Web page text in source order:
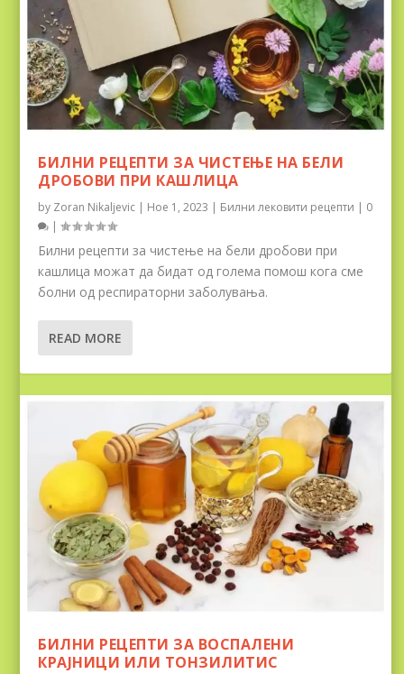
БИЛНИ РЕЦЕПТИ ЗА ЧИСТЕЊЕ НА БЕЛИ
ДРОБОВИ ПРИ КАШЛИЦА
by Zoran Nikaljevic | Ное 1, 2023 | Билни лековити рецепти | 0
|
Билни рецепти за чистење на бели дробови при
кашлица можат да бидат од голема помош кога сме
болни од респираторни заболувања.
READ MORE
БИЛНИ РЕЦЕПТИ ЗА ВОСПАЛЕНИ
КРАЈНИЦИ ИЛИ ТОНЗИЛИТИС